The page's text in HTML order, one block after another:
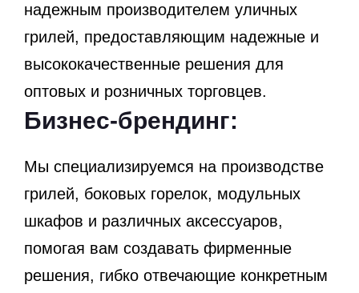
надежным производителем уличных
грилей, предоставляющим надежные и
высококачественные решения для
оптовых и розничных торговцев.
Бизнес-брендинг:
Мы специализируемся на производстве
грилей, боковых горелок, модульных
шкафов и различных аксессуаров,
помогая вам создавать фирменные
решения, гибко отвечающие конкретным